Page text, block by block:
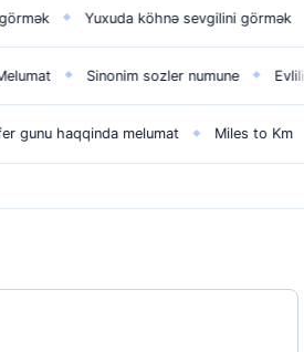
köhnə sevgilini görmək ◆ Yuxuda
sozler numune ◆ Evlilik il dönümü
melumat ◆ Miles to Km ◆